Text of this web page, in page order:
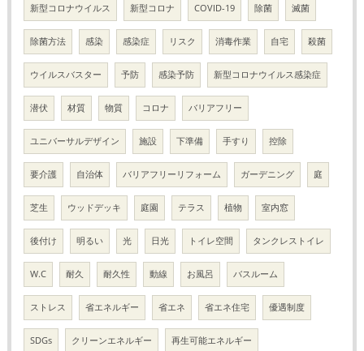
新型コロナウイルス 新型コロナ COVID-19 除菌 滅菌
除菌方法 感染 感染症 リスク 消毒作業 自宅 殺菌
ウイルスバスター 予防 感染予防 新型コロナウイルス感染症
潜伏 材質 物質 コロナ バリアフリー
ユニバーサルデザイン 施設 下準備 手すり 控除
要介護 自治体 バリアフリーリフォーム ガーデニング 庭
芝生 ウッドデッキ 庭園 テラス 植物 室内窓
後付け 明るい 光 日光 トイレ空間 タンクレストイレ
W.C 耐久 耐久性 動線 お風呂 バスルーム
ストレス 省エネルギー 省エネ 省エネ住宅 優遇制度
SDGs クリーンエネルギー 再生可能エネルギー